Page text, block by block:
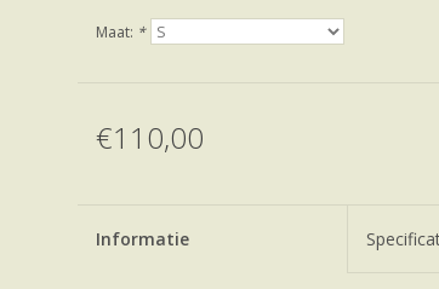
Maat: *
€110,00
Informatie